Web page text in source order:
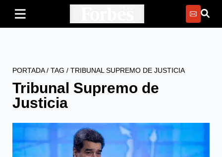
PORTADA/ TAG / TRIBUNAL SUPREMO DE JUSTICIA
Tribunal Supremo de
Justicia